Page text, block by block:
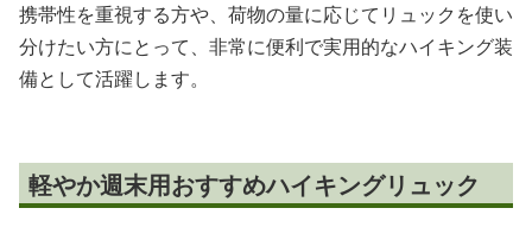
携帯性を重視する方や、荷物の量に応じてリュックを使い
分けたい方にとって、非常に便利で実用的なハイキング装
備として活躍します。
軽やか週末用おすすめハイキングリュック